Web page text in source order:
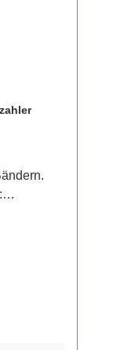
7 Meter
bis